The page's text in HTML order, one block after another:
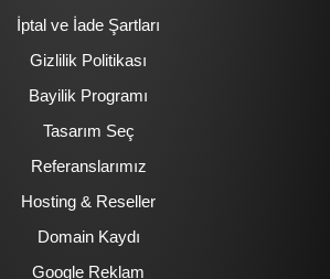
İptal ve İade Şartları
Gizlilik Politikası
Bayilik Programı
Tasarım Seç
Referanslarımız
Hosting & Reseller
Domain Kaydı
Google Reklam